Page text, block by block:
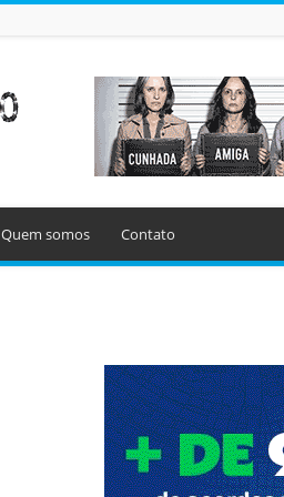
Quem somos Contato